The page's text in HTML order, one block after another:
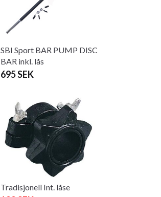
SBI Sport BAR PUMP DISC
BAR inkl. lås
695 SEK
Tradisjonell Int. låse